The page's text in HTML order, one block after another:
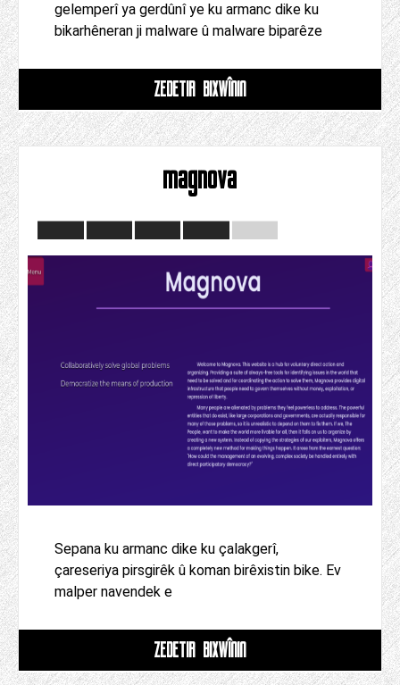
gelemperî ya gerdûnî ye ku armanc dike ku
bikarhêneran ji malware û malware biparêze
ZÊDETIR BIXWÎNIN
magnova
Sepana ku armanc dike ku çalakgerî,
çareseriya pirsgirêk û koman birêxistin bike. Ev
malper navendek e
ZÊDETIR BIXWÎNIN